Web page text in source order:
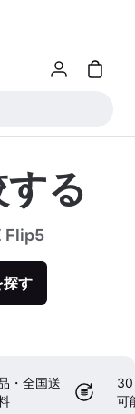
る
Flip5
す
・全国送
30
可